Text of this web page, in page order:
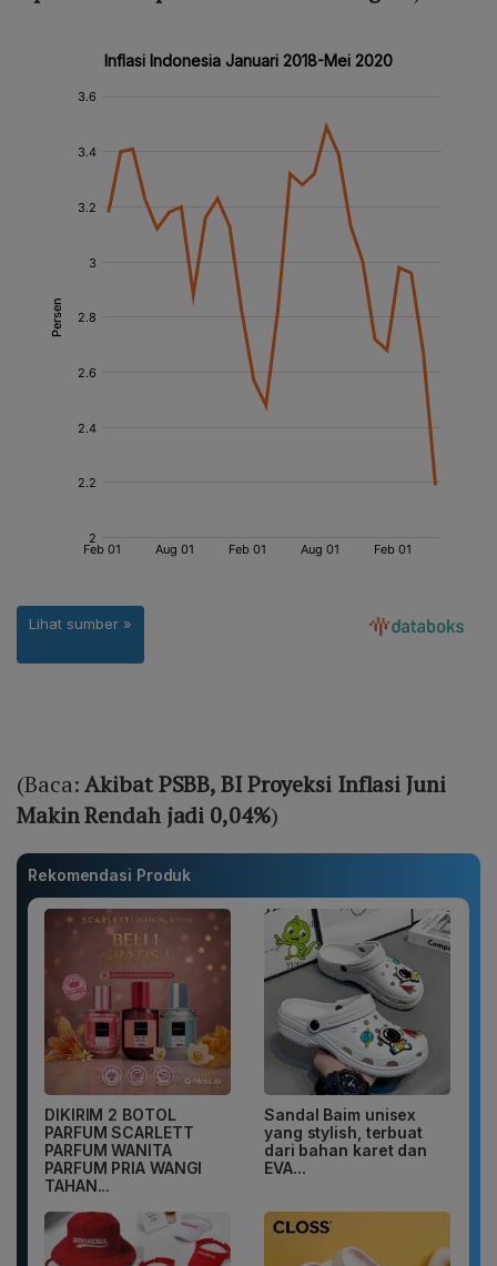
(Baca:Akibat PSBB, BI Proyeksi Inflasi Juni
Makin Rendah jadi 0,04%)
Rekomendasi Produk
DIKIRIM 2 BOTOL
PARFUM SCARLETT
PARFUM WANITA
PARFUM PRIA WANGI
TAHAN...
Sandal Baim unisex
yang stylish, terbuat
dari bahan karet dan
EVA...